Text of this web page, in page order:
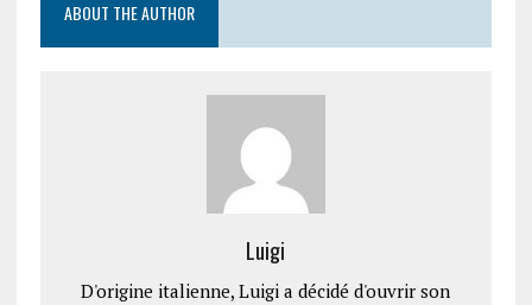
ABOUT THE AUTHOR
Luigi
D'origine italienne, Luigi a décidé d'ouvrir son